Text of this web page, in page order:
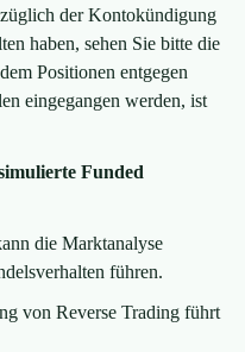
der Kontokündigung
haben, sehen Sie bitte die
Positionen entgegen
eingegangen werden, ist
Funded
die Marktanalyse
führen.
von Reverse Trading führt